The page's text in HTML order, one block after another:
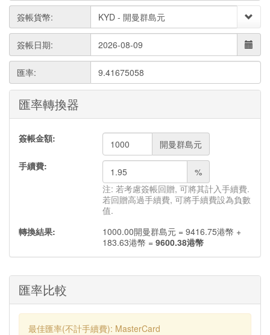
簽帳貨幣:
簽帳日期:
匯率: 9.41675058
匯率轉換器
簽帳金額:
開曼群島元
手續費:
%
注: 若考慮簽帳回贈, 可將其計入手續費.
若回贈高過手續費, 可將手續費設為負數
值.
轉換結果:
1000.00開曼群島元 = 9416.75港幣 +
183.63港幣 = 9600.38港幣
匯率比較
最佳匯率(不計手續費): MasterCard